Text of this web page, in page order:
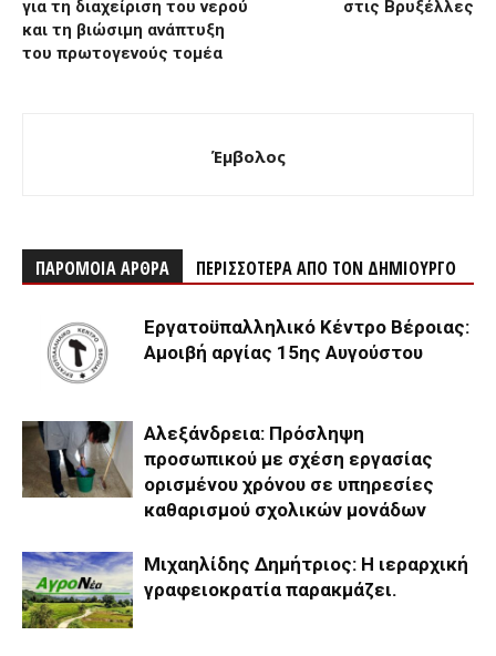
για τη διαχείριση του νερού
και τη βιώσιμη ανάπτυξη
του πρωτογενούς τομέα
στις Βρυξέλλες
Έμβολος
ΠΑΡΟΜΟΙΑ ΑΡΘΡΑ ΠΕΡΙΣΣΟΤΕΡΑ ΑΠΟ ΤΟΝ ΔΗΜΙΟΥΡΓΟ
Εργατοϋπαλληλικό Κέντρο Βέροιας:
Αμοιβή αργίας 15ης Αυγούστου
Αλεξάνδρεια: Πρόσληψη
προσωπικού με σχέση εργασίας
ορισμένου χρόνου σε υπηρεσίες
καθαρισμού σχολικών μονάδων
Μιχαηλίδης Δημήτριος: Η ιεραρχική
γραφειοκρατία παρακμάζει.